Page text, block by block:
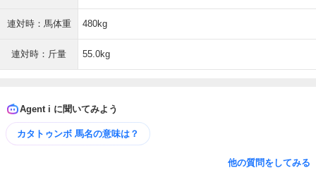
連対時：馬体重 480kg
連対時：斤量 55.0kg
Agent i に聞いてみよう
カタトゥンボ 馬名の意味は？
他の質問をしてみる